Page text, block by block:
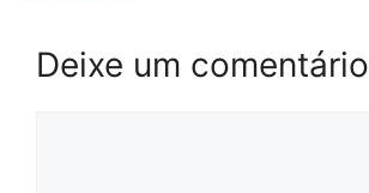
Deixe um comentário